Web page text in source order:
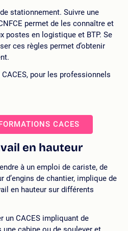
stationnement. Suivre une
permet de les connaître et
postes en logistique et BTP. Se
ces règles permet d’obtenir
pour les professionnels
CACES
en hauteur
à un emploi de cariste, de
d’engins de chantier, implique de
en hauteur sur différents
un CACES impliquant de